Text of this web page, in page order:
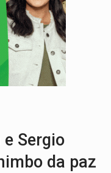
30 anos de espera, asfalto chega ao
estreia na programação do Festival de
'erro de digitação' em declaração de
servidores pelo adicional de incentivo com
e Sergio
da paz